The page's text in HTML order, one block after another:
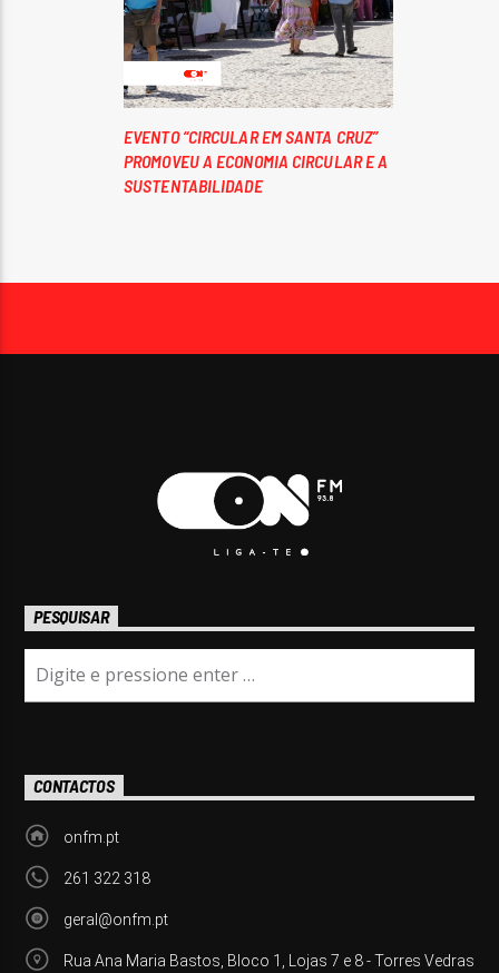
EVENTO “CIRCULAR EM SANTA CRUZ”
PROMOVEU A ECONOMIA CIRCULAR E A
SUSTENTABILIDADE
PESQUISAR
CONTACTOS
onfm.pt
261 322 318
geral@onfm.pt
Rua Ana Maria Bastos, Bloco 1, Lojas 7 e 8 - Torres Vedras